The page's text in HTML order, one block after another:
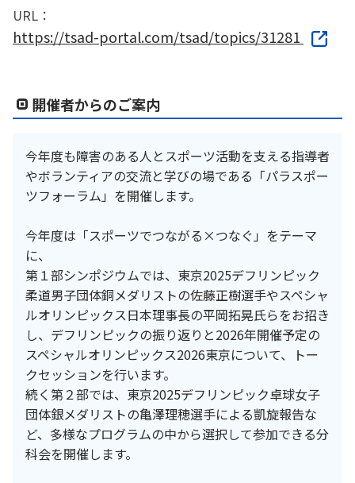
URL：
https://tsad-portal.com/tsad/topics/31281
開催者からのご案内
今年度も障害のある人とスポーツ活動を支える指導者
やボランティアの交流と学びの場である「パラスポー
ツフォーラム」を開催します。
今年度は「スポーツでつながる×つなぐ」をテーマ
に、
第１部シンポジウムでは、東京2025デフリンピック
柔道男子団体銅メダリストの佐藤正樹選手やスペシャ
ルオリンピックス日本理事長の平岡拓晃氏らをお招き
し、デフリンピックの振り返りと2026年開催予定の
スペシャルオリンピックス2026東京について、トー
クセッションを行います。
続く第２部では、東京2025デフリンピック卓球女子
団体銀メダリストの亀澤理穂選手による凱旋報告な
ど、多様なプログラムの中から選択して参加できる分
科会を開催します。